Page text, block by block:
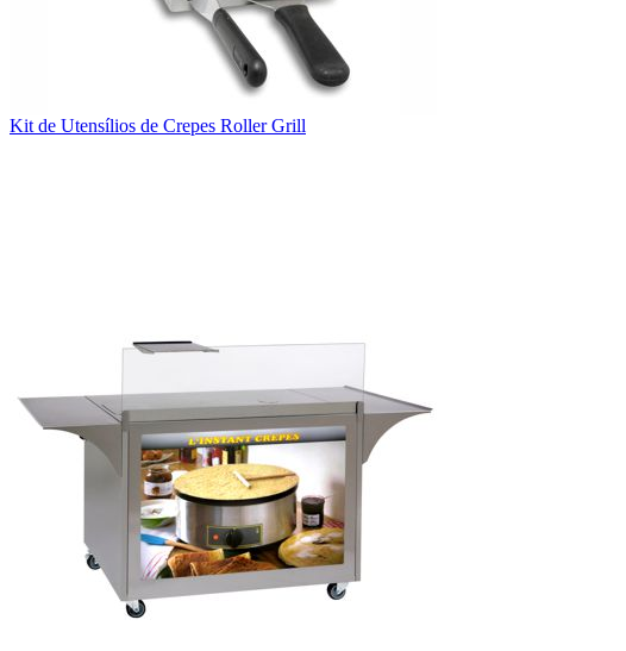
Kit de Utensílios de Crepes Roller Grill